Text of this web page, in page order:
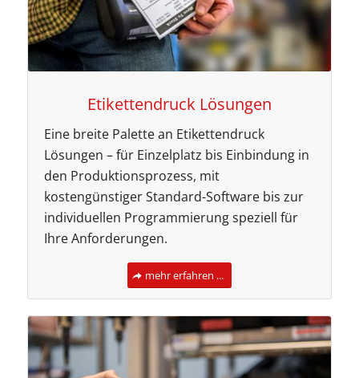
Etikettendruck Lösungen
Eine breite Palette an Etikettendruck
Lösungen – für Einzelplatz bis Einbindung in
den Produktionsprozess, mit
kostengünstiger Standard-Software bis zur
individuellen Programmierung speziell für
Ihre Anforderungen.
mehr erfahren ...